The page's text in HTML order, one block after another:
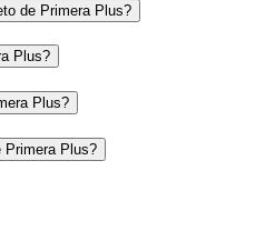
de Primera Plus?
Plus?
Plus?
Primera Plus?